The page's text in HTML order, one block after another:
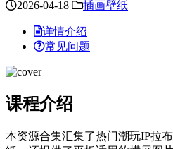
2026-04-18 插画壁纸
详情介绍
常见问题
课程介绍
本资源合集汇集了热门潮玩IP拉